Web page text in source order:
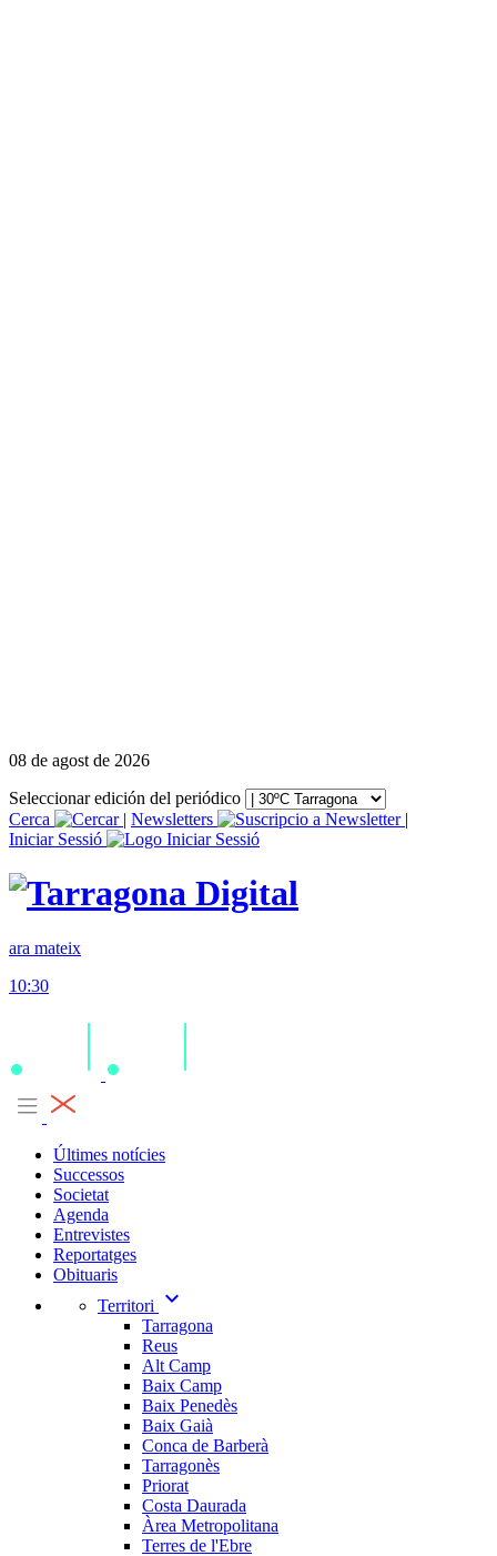
08 de agost de 2026
Seleccionar edición del periódico
Cerca
| Newsletters
|
Iniciar Sessió
ara mateix
10:30
Últimes notícies
Successos
Societat
Agenda
Entrevistes
Reportatges
Obituaris
Territori
expand_more
Tarragona
Reus
Alt Camp
Baix Camp
Baix Penedès
Baix Gaià
Conca de Barberà
Tarragonès
Priorat
Costa Daurada
Àrea Metropolitana
Terres de l'Ebre